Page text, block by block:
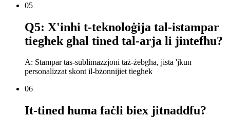
05
Q5: X'inhi t-teknoloġija tal-istampar
tiegħek għal tined tal-arja li jintefħu?
A: Stampar tas-sublimazzjoni taż-żebgħa, jista 'jkun
personalizzat skont il-bżonnijiet tiegħek
06
It-tined huma faċli biex jitnaddfu?